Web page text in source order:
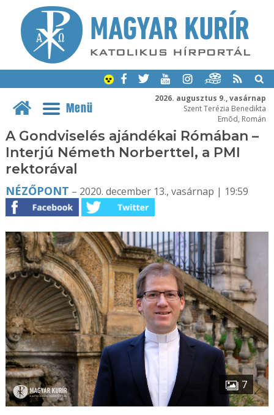
2026. augusztus 9., vasárnap
Szent Terézia Benedikta
Emõd, Román
Menü
A Gondviselés ajándékai Rómában –
Interjú Németh Norberttel, a PMI
rektorával
NÉZŐPONT – 2020. december 13., vasárnap | 19:59
7